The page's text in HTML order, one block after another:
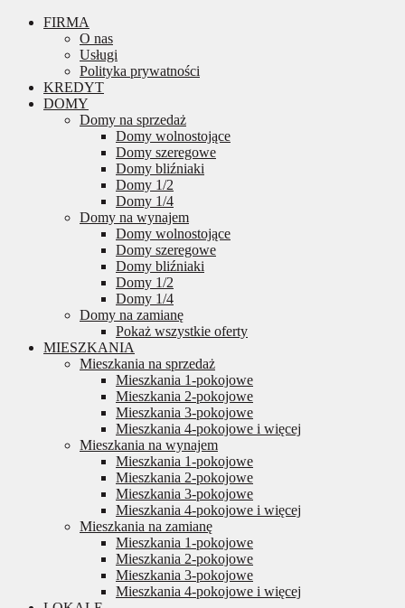
FIRMA
O nas
Usługi
Polityka prywatności
KREDYT
DOMY
Domy na sprzedaż
Domy wolnostojące
Domy szeregowe
Domy bliźniaki
Domy 1/2
Domy 1/4
Domy na wynajem
Domy wolnostojące
Domy szeregowe
Domy bliźniaki
Domy 1/2
Domy 1/4
Domy na zamianę
Pokaż wszystkie oferty
MIESZKANIA
Mieszkania na sprzedaż
Mieszkania 1-pokojowe
Mieszkania 2-pokojowe
Mieszkania 3-pokojowe
Mieszkania 4-pokojowe i więcej
Mieszkania na wynajem
Mieszkania 1-pokojowe
Mieszkania 2-pokojowe
Mieszkania 3-pokojowe
Mieszkania 4-pokojowe i więcej
Mieszkania na zamianę
Mieszkania 1-pokojowe
Mieszkania 2-pokojowe
Mieszkania 3-pokojowe
Mieszkania 4-pokojowe i więcej